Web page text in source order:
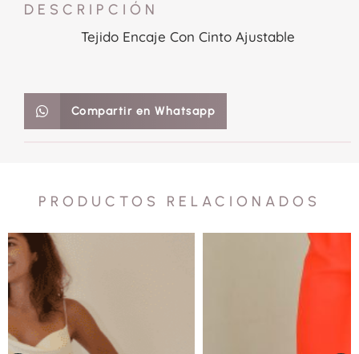
DESCRIPCIÓN
Tejido Encaje Con Cinto Ajustable
Compartir en Whatsapp
PRODUCTOS RELACIONADOS